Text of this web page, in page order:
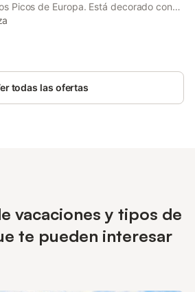
Picos de Europa. Está decorado con
de madera. Tiene una cafetería y
gratuita.
todas las ofertas
vacaciones y tipos de
te pueden interesar